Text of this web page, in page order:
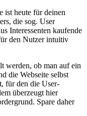
ist heute für deinen
die sog. User
Interessenten kaufende
den Nutzer intuitiv
werden, ob man auf ein
die Webseite selbst
für den die User-
überzeugt hier
Spare daher